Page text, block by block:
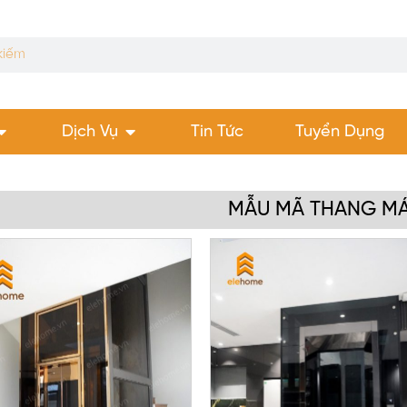
Dịch Vụ Tin Tức Tuyển Dụng
MẪU MÃ THANG